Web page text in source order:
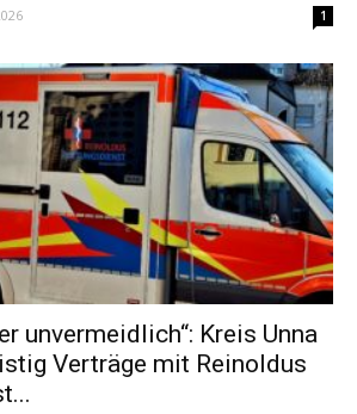
1
unvermeidlich“: Kreis Unna
Verträge mit Reinoldus